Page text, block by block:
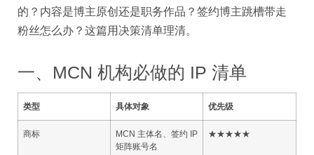
的？内容是博主原创还是职务作品？签约博主跳槽带走
粉丝怎么办？这篇用决策清单理清。
一、MCN 机构必做的 IP 清单
类型 具体对象 优先级
商标
MCN 主体名、签约 IP
矩阵账号名
★★★★★